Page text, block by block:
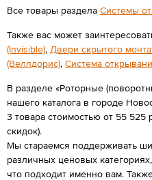
Все товары раздела Системы
Также вас может
(Invisible), Двери скрытого
(Веллдорис), Система
В разделе «Роторные
нашего каталога в городе
3 товара стоимостью от 55 525
скидок).
Мы стараемся поддерживать
различных ценовых
что подходит именно вам.